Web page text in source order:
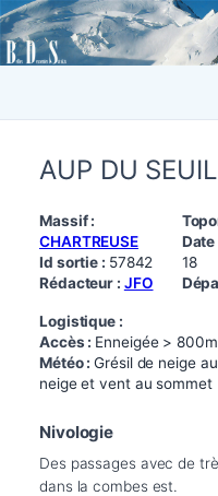
AUP DU SEUIL
Massif :
CHARTREUSE
Id sortie : 57842
Rédacteur : JFO
Date
18
Logistique :
Accès : Enneigée > 800m
Météo :Grésil de neige
neige et vent au sommet
Nivologie
Des passages avec de
dans la combes est.